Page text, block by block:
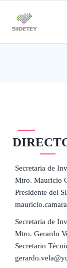
Secretaria de
Mtro. Mauricio
Presidente del
Secretaria de
Mtro. Gerardo
Secretario